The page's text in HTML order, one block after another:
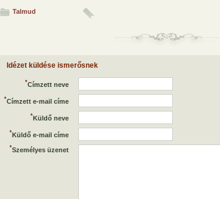
Talmud
Idézet küldése ismerősnek
*Címzett neve
*Címzett e-mail címe
*Küldő neve
*Küldő e-mail címe
*Személyes üzenet